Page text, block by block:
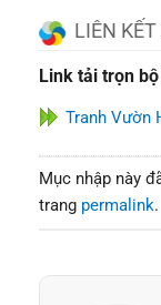
LIÊN
Link tải trọn
Tranh Vườn
Mục nhập này
trang permalink.